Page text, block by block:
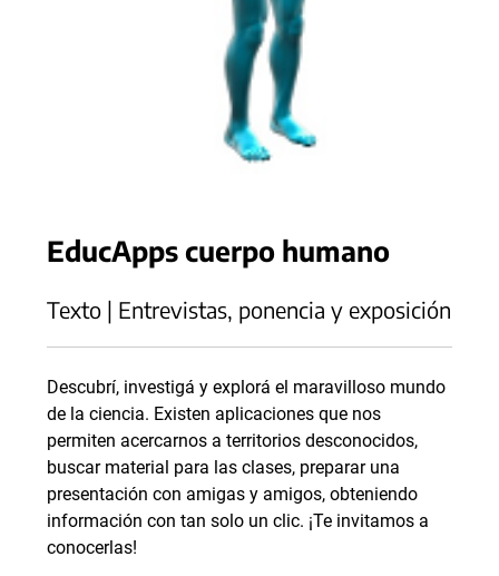
EducApps cuerpo humano
Texto | Entrevistas, ponencia y exposición
Descubrí, investigá y explorá el maravilloso mundo
de la ciencia. Existen aplicaciones que nos
permiten acercarnos a territorios desconocidos,
buscar material para las clases, preparar una
presentación con amigas y amigos, obteniendo
información con tan solo un clic. ¡Te invitamos a
conocerlas!